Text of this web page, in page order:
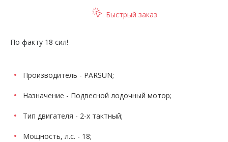
Быстрый заказ
По факту 18 сил!
Производитель - PARSUN;
Назначение - Подвесной лодочный мотор;
Тип двигателя - 2-х тактный;
Мощность, л.с. - 18;